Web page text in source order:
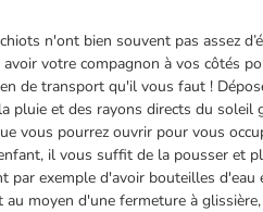
n'ont bien souvent pas assez
votre compagnon à vos côtés
de transport qu'il vous faut !
et des rayons directs du soleil
vous pourrez ouvrir pour vous
il vous suffit de la pousser et
exemple d'avoir bouteilles d'eau
moyen d'une fermeture à